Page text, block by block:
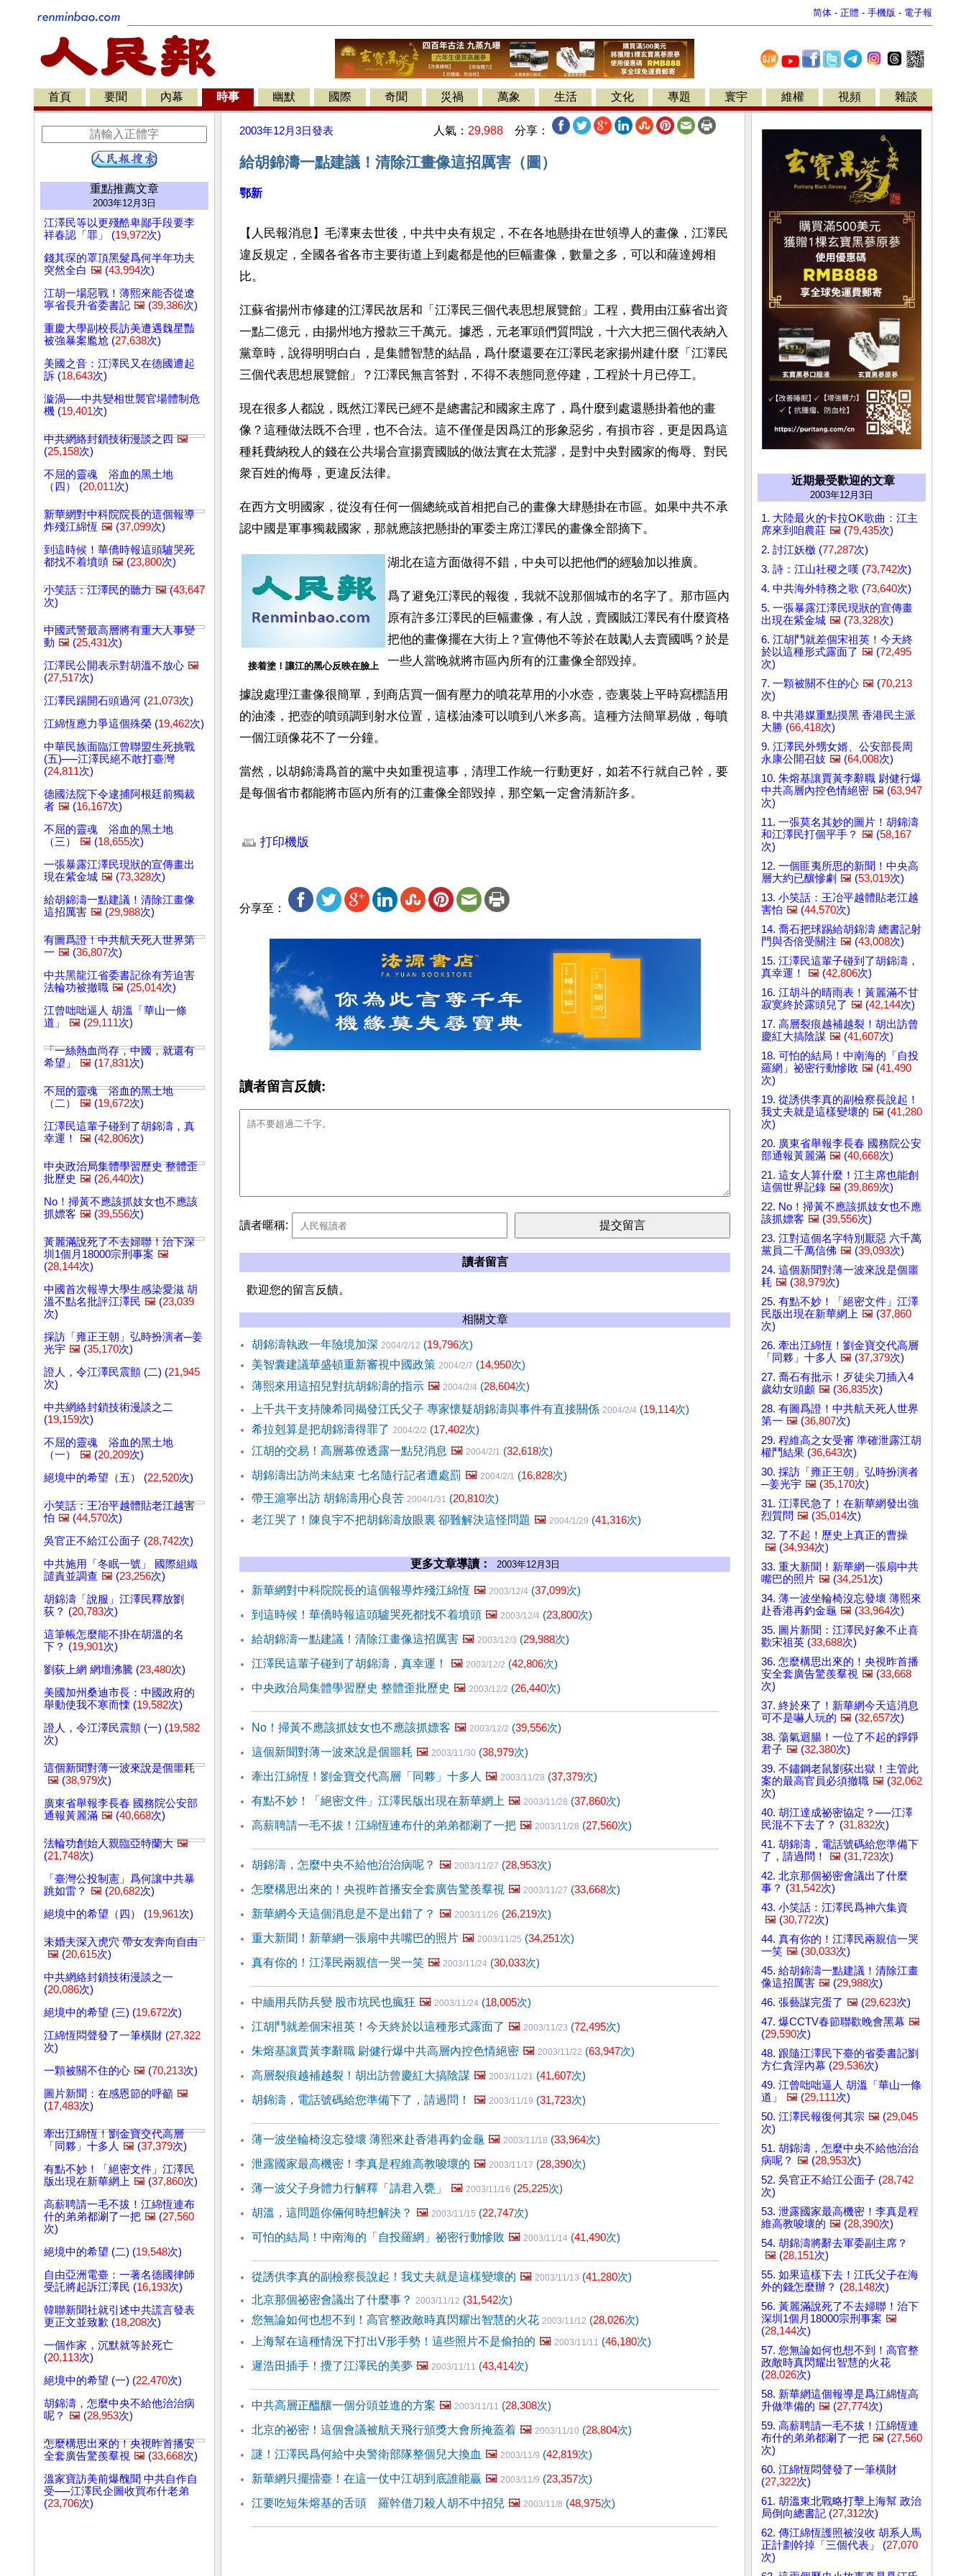
简体 - 正體 - 手機版 - 電子報
首頁 要聞 內幕 時事 幽默 國際 奇聞 災禍 萬象 生活 文化 專題 寰宇 維權 視頻 雜談
重點推薦文章
2003年12月3日
江澤民等以更殘酷卑鄙手段要李
祥春認「罪」 (19,972次)
錢其琛的罩頂黑髮爲何半年功夫
突然全白 🖼️ (43,994次)
江胡一場惡戰！薄熙來能否從遼
寧省長升省委書記 🖼️ (39,386次)
重慶大學副校長訪美遭遇魏星豔
被強暴案尷尬 (27,638次)
美國之音：江澤民又在德國遭起
訴 (18,643次)
漩渦──中共變相世襲官場體制危
機 (19,401次)
中共網絡封鎖技術漫談之四 🖼️
(25,158次)
不屈的靈魂 浴血的黑土地
（四） (20,011次)
新華網對中科院院長的這個報導
炸殘江綿恆 🖼️ (37,099次)
到這時候！華僑時報這頭驢哭死
都找不着墳頭 🖼️ (23,800次)
小笑話：江澤民的聽力 🖼️(43,647
次)
中國武警最高層將有重大人事變
動 🖼️ (25,431次)
江澤民公開表示對胡溫不放心 🖼️
(27,517次)
江澤民踢開石頭過河 (21,073次)
江綿恆應力爭這個殊榮 (19,462次)
中華民族面臨江曾聯盟生死挑戰
(五)──江澤民絕不敢打臺灣
(24,811次)
德國法院下令逮捕阿根廷前獨裁
者 🖼️ (16,167次)
不屈的靈魂 浴血的黑土地
（三）
🖼️ (18,655次)
一張暴露江澤民現狀的宣傳畫出
現在紫金城 🖼️ (73,328次)
給胡錦濤一點建議！清除江畫像
這招厲害 🖼️ (29,988次)
有圖爲證！中共航天死人世界第
一 🖼️ (36,807次)
中共黑龍江省委書記徐有芳迫害
法輪功被撤職 🖼️ (25,014次)
江曾咄咄逼人 胡溫「華山一條
道」
🖼️ (29,111次)
「一絲熱血尚存，中國，就還有
希望」
🖼️ (17,831次)
不屈的靈魂 浴血的黑土地
（二）
🖼️ (19,672次)
江澤民這輩子碰到了胡錦濤，真
幸運！
🖼️ (42,806次)
中央政治局集體學習歷史 整體歪
批歷史 🖼️ (26,440次)
No！掃黃不應該抓妓女也不應該
抓嫖客 🖼️ (39,556次)
黃麗滿說死了不去婦聯！治下深
圳1個月18000宗刑事案 🖼️
(28,144次)
中國首次報導大學生感染愛滋 胡
溫不點名批評江澤民 🖼️ (23,039
次)
採訪「雍正王朝」弘時扮演者─姜
光宇 🖼️ (35,170次)
證人，令江澤民震顫 (二) (21,945
次)
中共網絡封鎖技術漫談之二
(19,159次)
不屈的靈魂 浴血的黑土地
（一）
🖼️ (20,209次)
絕境中的希望（五） (22,520次)
小笑話：王冶平越體貼老江越害
怕 🖼️ (44,570次)
吳官正不給江公面子 (28,742次)
中共施用「冬眠一號」 國際組織
譴責並調查 🖼️ (23,256次)
胡錦濤「說服」江澤民釋放劉
荻？ (20,783次)
這筆帳怎麼能不掛在胡溫的名
下？ (19,901次)
劉荻上網 網壇沸騰 (23,480次)
美國加州桑迪市長：中國政府的
舉動使我不寒而慄 (19,582次)
證人，令江澤民震顫 (一) (19,582
次)
這個新聞對薄一波來說是個噩耗
🖼️ (38,979次)
廣東省舉報李長春 國務院公安部
通報黃麗滿 🖼️ (40,668次)
法輪功創始人親臨亞特蘭大 🖼️
(21,748次)
「臺灣公投制憲」爲何讓中共暴
跳如雷？ 🖼️ (20,682次)
絕境中的希望（四） (19,961次)
未婚夫深入虎穴 帶女友奔向自由
🖼️ (20,615次)
中共網絡封鎖技術漫談之一
(20,086次)
絕境中的希望 (三) (19,672次)
江綿恆悶聲發了一筆橫財 (27,322
次)
一顆被關不住的心 🖼️ (70,213次)
圖片新聞：在感恩節的呼籲 🖼️
(17,483次)
牽出江綿恆！劉金寶交代高層
「同夥」十多人 🖼️ (37,379次)
有點不妙！「絕密文件」江澤民
版出現在新華網上 🖼️ (37,860次)
高薪聘請一毛不拔！江綿恆連布
什的弟弟都涮了一把 🖼️ (27,560
次)
絕境中的希望 (二) (19,548次)
自由亞洲電臺：一著名德國律師
受託將起訴江澤民 (16,193次)
韓聯新聞社就引述中共謊言發表
更正文並致歉 (18,208次)
一個作家，沉默就等於死亡
(20,113次)
絕境中的希望 (一) (22,470次)
胡錦濤，怎麼中央不給他治治病
呢？ 🖼️ (28,953次)
怎麼構思出來的！央視昨首播安
全套廣告驚羨羣視 🖼️ (33,668次)
溫家寶訪美前爆醜聞 中共自作自
受──江澤民企圖收買布什老弟
(23,706次)
2003年12月3日發表 人氣： 29,988 分享：
給胡錦濤一點建議！清除江畫像這招厲害（圖）
鄂新
【人民報消息】毛澤東去世後，中共中央有規定，不在各地懸掛在世領導人的畫像，江澤民
違反規定，全國各省各市主要街道上到處都是他的巨幅畫像，數量之多，可以和薩達姆相
比。
江蘇省揚州市修建的江澤民故居和「江澤民三個代表思想展覽館」工程，費用由江蘇省出資
一點二億元，由揚州地方撥款三千萬元。據悉，元老軍頭們質問說，十六大把三個代表納入
黨章時，說得明明白白，是集體智慧的結晶，爲什麼還要在江澤民老家揚州建什麼「江澤民
三個代表思想展覽館」？江澤民無言答對，不得不表態同意停建，工程於十月已停工。
現在很多人都說，既然江澤民已經不是總書記和國家主席了，爲什麼到處還懸掛着他的畫
像？這種做法既不合理，也不合法。這不僅僅是因爲江的形象惡劣，有損市容，更是因爲這
種耗費納稅人的錢在公共場合宣揚賣國賊的做法實在太荒謬，是對中央對國家的侮辱、對民
衆百姓的侮辱，更違反法律。
在西方文明國家，從沒有任何一個總統或首相把自己的畫像大肆懸掛在市區。如果中共不承
認中國是軍事獨裁國家，那就應該把懸掛的軍委主席江澤民的畫像全部摘下。
接着塗！讓江的黑心反映在臉上
湖北在這方面做得不錯，中央可以把他們的經驗加以推廣。
爲了避免江澤民的報復，我就不說那個城市的名字了。那市區內
原有許多江澤民的巨幅畫像，有人說，賣國賊江澤民有什麼資格
把他的畫像擺在大街上？宣傳他不等於在鼓勵人去賣國嗎？於是
一些人當晚就將市區內所有的江畫像全部毀掉。
據說處理江畫像很簡單，到商店買一個有壓力的噴花草用的小水壺，壺裏裝上平時寫標語用
的油漆，把壺的噴頭調到射水位置，這樣油漆可以噴到八米多高。這種方法簡單易做，每噴
一個江頭像花不了一分鐘。
當然，以胡錦濤爲首的黨中央如重視這事，清理工作統一行動更好，如若不行就自己幹，要
是每個省市都能將市區內所有的江畫像全部毀掉，那空氣一定會清新許多。
打印機版
分享至：
讀者留言反饋:
讀者暱稱:
讀者留言
歡迎您的留言反饋。
相關文章
胡錦濤執政一年險境加深 2004/2/12 (19,796次)
美智囊建議華盛頓重新審視中國政策 2004/2/7 (14,950次)
薄熙來用這招兒對抗胡錦濤的指示 🖼️ 2004/2/4 (28,604次)
上千共干支持陳希同揭發江氏父子 專家懷疑胡錦濤與事件有直接關係 2004/2/4 (19,114次)
希拉剋算是把胡錦濤得罪了 2004/2/2 (17,402次)
江胡的交易！高層幕僚透露一點兒消息 🖼️ 2004/2/1 (32,618次)
胡錦濤出訪尚未結束 七名隨行記者遭處罰 🖼️ 2004/2/1 (16,828次)
帶王滬寧出訪 胡錦濤用心良苦 2004/1/31 (20,810次)
老江哭了！陳良宇不把胡錦濤放眼裏 卻難解決這怪問題 🖼️ 2004/1/29 (41,316次)
更多文章導讀： 2003年12月3日
新華網對中科院院長的這個報導炸殘江綿恆 🖼️ 2003/12/4 (37,099次)
到這時候！華僑時報這頭驢哭死都找不着墳頭 🖼️ 2003/12/4 (23,800次)
給胡錦濤一點建議！清除江畫像這招厲害 🖼️ 2003/12/3 (29,988次)
江澤民這輩子碰到了胡錦濤，真幸運！
🖼️ 2003/12/2 (42,806次)
中央政治局集體學習歷史 整體歪批歷史 🖼️ 2003/12/2 (26,440次)
No！掃黃不應該抓妓女也不應該抓嫖客 🖼️ 2003/12/2 (39,556次)
這個新聞對薄一波來說是個噩耗 🖼️ 2003/11/30 (38,979次)
牽出江綿恆！劉金寶交代高層「同夥」十多人 🖼️ 2003/11/28 (37,379次)
有點不妙！「絕密文件」江澤民版出現在新華網上 🖼️ 2003/11/28 (37,860次)
高薪聘請一毛不拔！江綿恆連布什的弟弟都涮了一把 🖼️ 2003/11/28 (27,560次)
胡錦濤，怎麼中央不給他治治病呢？ 🖼️ 2003/11/27 (28,953次)
怎麼構思出來的！央視昨首播安全套廣告驚羨羣視 🖼️ 2003/11/27 (33,668次)
新華網今天這個消息是不是出錯了？ 🖼️ 2003/11/26 (26,219次)
重大新聞！新華網一張扇中共嘴巴的照片 🖼️ 2003/11/25 (34,251次)
真有你的！江澤民兩親信一哭一笑 🖼️ 2003/11/24 (30,033次)
中緬用兵防兵變 股市坑民也瘋狂 🖼️ 2003/11/24 (18,005次)
江胡鬥就差個宋祖英！今天終於以這種形式露面了 🖼️ 2003/11/23 (72,495次)
朱熔基讓賈黃李辭職 尉健行爆中共高層內控色情絕密 🖼️ 2003/11/22 (63,947次)
高層裂痕越補越裂！胡出訪曾慶紅大搞陰謀 🖼️ 2003/11/21 (41,607次)
胡錦濤，電話號碼給您準備下了，請過問！
🖼️ 2003/11/19 (31,723次)
薄一波坐輪椅沒忘發壞 薄熙來赴香港再釣金龜 🖼️ 2003/11/18 (33,964次)
泄露國家最高機密！李真是程維高教唆壞的 🖼️ 2003/11/17 (28,390次)
薄一波父子身體力行解釋「請君入甕」
🖼️ 2003/11/16 (25,225次)
胡溫，這問題你倆何時想解決？ 🖼️ 2003/11/15 (22,747次)
可怕的結局！中南海的「自投羅網」祕密行動慘敗 🖼️ 2003/11/14 (41,490次)
從誘供李真的副檢察長說起！我丈夫就是這樣變壞的 🖼️ 2003/11/13 (41,280次)
北京那個祕密會議出了什麼事？ 2003/11/12 (31,542次)
您無論如何也想不到！高官整政敵時真閃耀出智慧的火花 2003/11/12 (28,026次)
上海幫在這種情況下打出V形手勢！這些照片不是偷拍的 🖼️ 2003/11/11 (46,180次)
遲浩田插手！攪了江澤民的美夢 🖼️ 2003/11/11 (43,414次)
中共高層正醞釀一個分頭並進的方案 🖼️ 2003/11/11 (28,308次)
北京的祕密！這個會議被航天飛行頒獎大會所掩蓋着 🖼️ 2003/11/10 (28,804次)
謎！江澤民爲何給中央警衛部隊整個兒大換血 🖼️ 2003/11/9 (42,819次)
新華網只擺擂臺！在這一仗中江胡到底誰能贏 🖼️ 2003/11/9 (23,357次)
江要吃短朱熔基的舌頭 羅幹借刀殺人胡不中招兒 🖼️ 2003/11/8 (48,975次)
近期最受歡迎的文章
2003年12月3日
1. 大陸最火的卡拉OK歌曲：江主
席來到咱農莊 🖼️ (79,435次)
2. 討江妖檄 (77,287次)
3. 詩：江山社稷之嘆 (73,742次)
4. 中共海外特務之歌 (73,640次)
5. 一張暴露江澤民現狀的宣傳畫
出現在紫金城 🖼️ (73,328次)
6. 江胡鬥就差個宋祖英！今天終
於以這種形式露面了 🖼️ (72,495
次)
7. 一顆被關不住的心 🖼️ (70,213
次)
8. 中共港媒重點摸黑 香港民主派
大勝 (66,418次)
9. 江澤民外甥女婿、公安部長周
永康公開召妓 🖼️ (64,008次)
10. 朱熔基讓賈黃李辭職 尉健行爆
中共高層內控色情絕密 🖼️ (63,947
次)
11. 一張莫名其妙的圖片！胡錦濤
和江澤民打個平手？ 🖼️ (58,167
次)
12. 一個匪夷所思的新聞！中央高
層大約已釀慘劇 🖼️ (53,019次)
13. 小笑話：王冶平越體貼老江越
害怕 🖼️ (44,570次)
14. 喬石把球踢給胡錦濤 總書記射
門與否倍受關注 🖼️ (43,008次)
15. 江澤民這輩子碰到了胡錦濤，
真幸運！
🖼️ (42,806次)
16. 江胡斗的晴雨表！黃麗滿不甘
寂寞終於露頭兒了 🖼️ (42,144次)
17. 高層裂痕越補越裂！胡出訪曾
慶紅大搞陰謀 🖼️ (41,607次)
18. 可怕的結局！中南海的「自投
羅網」祕密行動慘敗 🖼️ (41,490
次)
19. 從誘供李真的副檢察長說起！
我丈夫就是這樣變壞的 🖼️ (41,280
次)
20. 廣東省舉報李長春 國務院公安
部通報黃麗滿 🖼️ (40,668次)
21. 這女人算什麼！江主席也能創
這個世界記錄 🖼️ (39,869次)
22. No！掃黃不應該抓妓女也不應
該抓嫖客 🖼️ (39,556次)
23. 江對這個名字特別厭惡 六千萬
黨員二千萬信佛 🖼️ (39,093次)
24. 這個新聞對薄一波來說是個噩
耗 🖼️ (38,979次)
25. 有點不妙！「絕密文件」江澤
民版出現在新華網上 🖼️ (37,860
次)
26. 牽出江綿恆！劉金寶交代高層
「同夥」十多人 🖼️ (37,379次)
27. 喬石有批示！歹徒尖刀插入4
歲幼女頭顱 🖼️ (36,835次)
28. 有圖爲證！中共航天死人世界
第一 🖼️ (36,807次)
29. 程維高之女受審 準確泄露江胡
權鬥結果 (36,643次)
30. 採訪「雍正王朝」弘時扮演者
─姜光宇 🖼️ (35,170次)
31. 江澤民急了！在新華網發出強
烈質問 🖼️ (35,014次)
32. 了不起！歷史上真正的曹操
🖼️ (34,934次)
33. 重大新聞！新華網一張扇中共
嘴巴的照片 🖼️ (34,251次)
34. 薄一波坐輪椅沒忘發壞 薄熙來
赴香港再釣金龜 🖼️ (33,964次)
35. 圖片新聞：江澤民好象不止喜
歡宋祖英 (33,688次)
36. 怎麼構思出來的！央視昨首播
安全套廣告驚羨羣視 🖼️ (33,668
次)
37. 終於來了！新華網今天這消息
可不是嚇人玩的 🖼️ (32,657次)
38. 蕩氣迴腸！一位了不起的錚錚
君子 🖼️ (32,380次)
39. 不鏽鋼老鼠劉荻出獄！主管此
案的最高官員必須撤職 🖼️ (32,062
次)
40. 胡江達成祕密協定？──江澤
民混不下去了？ (31,832次)
41. 胡錦濤，電話號碼給您準備下
了，請過問！
🖼️ (31,723次)
42. 北京那個祕密會議出了什麼
事？ (31,542次)
43. 小笑話：江澤民爲神六集資
🖼️ (30,772次)
44. 真有你的！江澤民兩親信一哭
一笑 🖼️ (30,033次)
45. 給胡錦濤一點建議！清除江畫
像這招厲害 🖼️ (29,988次)
46. 張藝謀完蛋了 🖼️ (29,623次)
47. 爆CCTV春節聯歡晚會黑幕 🖼️
(29,590次)
48. 跟隨江澤民下臺的省委書記劉
方仁貪淫內幕 (29,536次)
49. 江曾咄咄逼人 胡溫「華山一條
道」
🖼️ (29,111次)
50. 江澤民報復何其宗 🖼️ (29,045
次)
51. 胡錦濤，怎麼中央不給他治治
病呢？ 🖼️ (28,953次)
52. 吳官正不給江公面子 (28,742
次)
53. 泄露國家最高機密！李真是程
維高教唆壞的 🖼️ (28,390次)
54. 胡錦濤將辭去軍委副主席？
🖼️ (28,151次)
55. 如果這樣下去！江氏父子在海
外的錢怎麼辦？ (28,148次)
56. 黃麗滿說死了不去婦聯！治下
深圳1個月18000宗刑事案 🖼️
(28,144次)
57. 您無論如何也想不到！高官整
政敵時真閃耀出智慧的火花
(28,026次)
58. 新華網這個報導是爲江綿恆高
升做準備的 🖼️ (27,774次)
59. 高薪聘請一毛不拔！江綿恆連
布什的弟弟都涮了一把 🖼️ (27,560
次)
60. 江綿恆悶聲發了一筆橫財
(27,322次)
61. 胡溫東北戰略打擊上海幫 政治
局倒向總書記 (27,312次)
62. 傳江綿恆護照被沒收 胡系人馬
正計劃幹掉「三個代表」 (27,070
次)